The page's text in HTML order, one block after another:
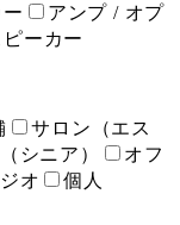
アンプ / オプ
ーカー
サロン（エス
シニア）
オフ
オ 個人